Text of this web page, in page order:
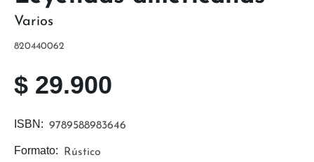
Formato: Rústico
ISBN: 9789588983646
$ 29.900
820440062
Varios